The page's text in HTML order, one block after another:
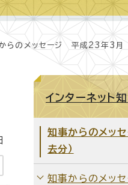
らのメッセージ 平成23年3月
インターネット
知事からのメッセ
去分）
知事からのメッ